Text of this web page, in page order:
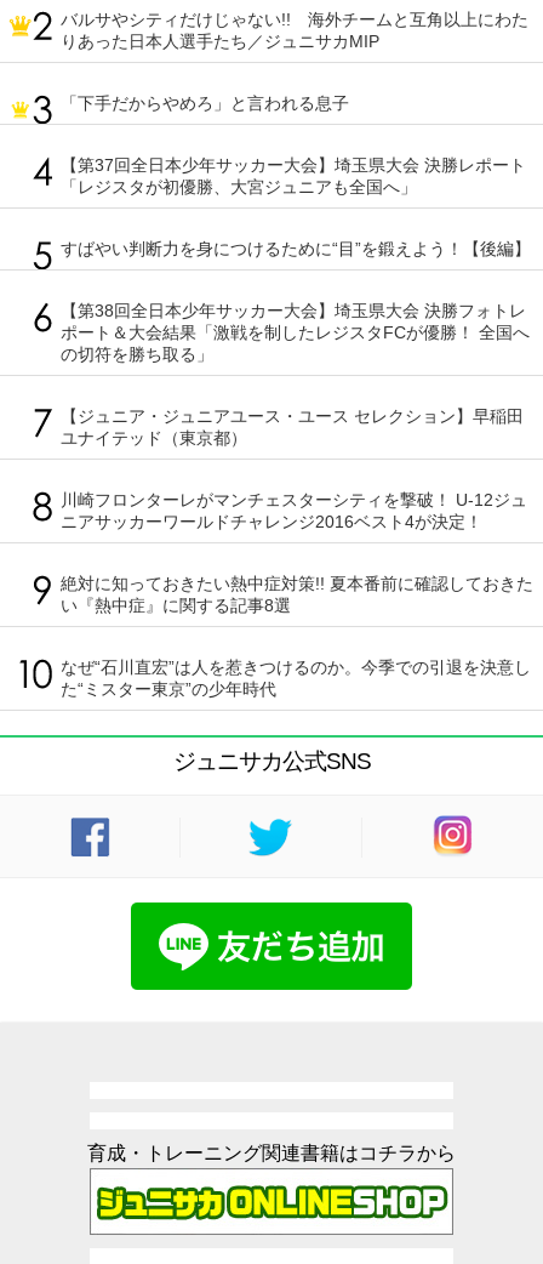
バルサやシティだけじゃない!! 海外チームと互角以上にわた
りあった日本人選手たち／ジュニサカMIP
「下手だからやめろ」と言われる息子
【第37回全日本少年サッカー大会】埼玉県大会 決勝レポート
「レジスタが初優勝、大宮ジュニアも全国へ」
すばやい判断力を身につけるために“目”を鍛えよう！【後編】
【第38回全日本少年サッカー大会】埼玉県大会 決勝フォトレ
ポート＆大会結果「激戦を制したレジスタFCが優勝！ 全国へ
の切符を勝ち取る」
【ジュニア・ジュニアユース・ユース セレクション】早稲田
ユナイテッド（東京都）
川崎フロンターレがマンチェスターシティを撃破！ U-12ジュ
ニアサッカーワールドチャレンジ2016ベスト4が決定！
絶対に知っておきたい熱中症対策!! 夏本番前に確認しておきた
い『熱中症』に関する記事8選
なぜ“石川直宏”は人を惹きつけるのか。今季での引退を決意し
た“ミスター東京”の少年時代
ジュニサカ公式SNS
育成・トレーニング関連書籍はコチラから